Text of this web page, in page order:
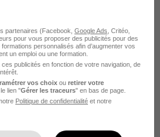
Agroalimentaire
partenaires (Facebook, Google Ads , Critéo,
pour vous proposer des publicités pour des
personnalisés afin d’augmenter vos
un emploi ou une formation.
publicités en fonction de votre navigation, de
vos choix ou retirer votre
lien "Gérer les traceurs" en bas de page.
Politique de confidentialité et notre